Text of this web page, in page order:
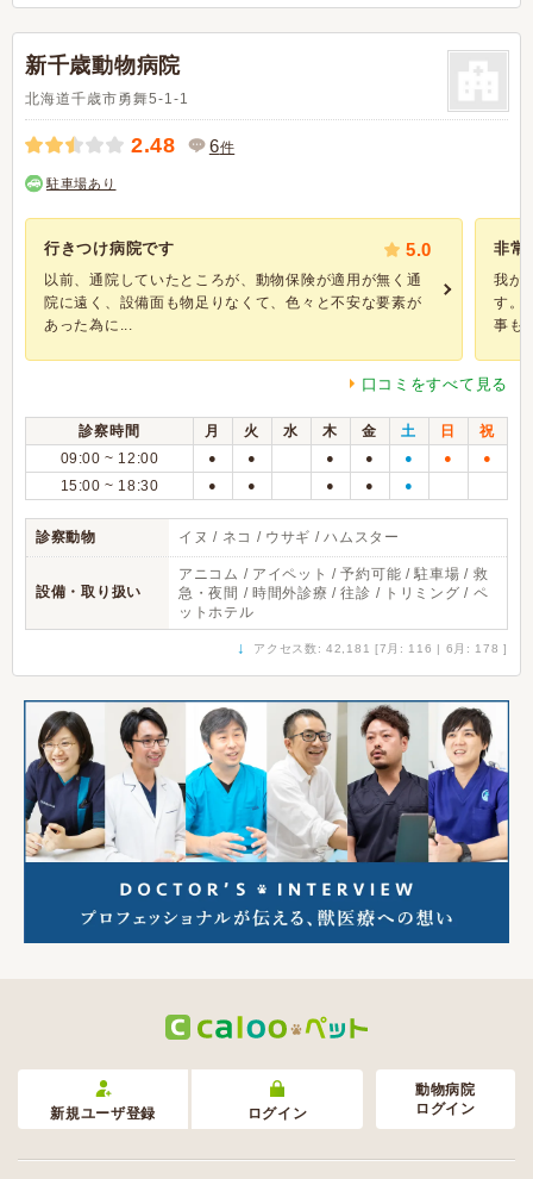
新千歳動物病院
北海道千歳市勇舞5-1-1
2.48 6件
駐車場あり
行きつけ病院です 5.0
以前、通院していたところが、動物保険が適用が無く通
院に遠く、設備面も物足りなくて、色々と不安な要素が
あった為に...
非常
我が
す。
事も
口コミをすべて見る
診察時間 月 火 水 木 金 土 日
祝
09:00 ~ 12:00
● ● ● ● ● ● ●
15:00 ~ 18:30 ● ● ● ● ●
診察動物 イヌ / ネコ / ウサギ / ハムスター
設備・取り扱い
アニコム / アイペット / 予約可能 / 駐車場 / 救
急・夜間 / 時間外診療 / 往診 / トリミング / ペ
ットホテル
↓ アクセス数: 42,181 [7月: 116 | 6月: 178 ]
新規ユーザ登録 ログイン
動物病院
ログイン